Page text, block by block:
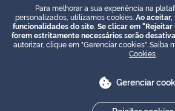
Para melhorar a sua experiência na
personalizados, utilizamos cookies. Ao aceitar,
funcionalidades do site. Se clicar em "Rejeitar
forem estritamente necessários serão
autorizar, clique em "Gerenciar cookies". Saiba
Cookies
Gerenciar